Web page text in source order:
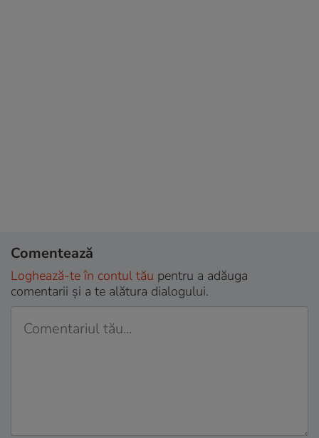
Comentează
Loghează-te în contul tău pentru a adăuga
comentarii și a te alătura dialogului.